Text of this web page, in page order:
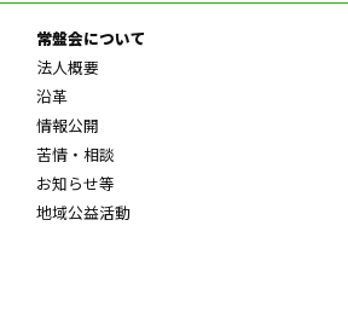
常盤会について
法人概要
沿革
情報公開
苦情・相談
お知らせ等
地域公益活動